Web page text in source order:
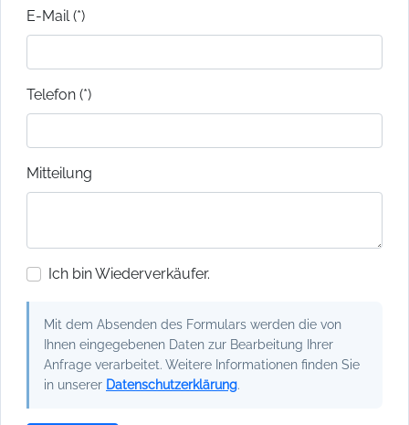
E-Mail (*)
Telefon (*)
Mitteilung
Ich bin Wiederverkäufer.
Mit dem Absenden des Formulars werden die von
Ihnen eingegebenen Daten zur Bearbeitung Ihrer
Anfrage verarbeitet. Weitere Informationen finden Sie
in unserer Datenschutzerklärung.